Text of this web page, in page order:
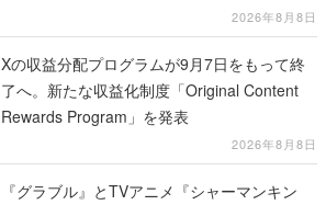
了へ。新たな収益化制度「Original Content
Rewards Program」を発表
2026年8月8日
『グラブル』とTVアニメ『シャーマンキン
グ』のコラボイベントが開催決定！麻倉葉
（CV：日笠陽子）のビジュアルも公開
2026年8月8日